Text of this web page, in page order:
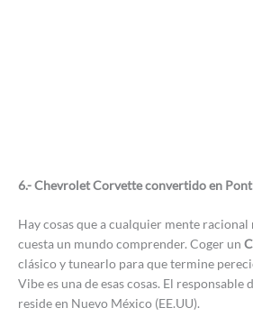
6.- Chevrolet Corvette convertido en
Hay cosas que a cualquier mente
cuesta un mundo comprender. Coger un
clásico y tunearlo para que termine
Vibe es una de esas cosas. El responsable
reside en Nuevo México (EE.UU).